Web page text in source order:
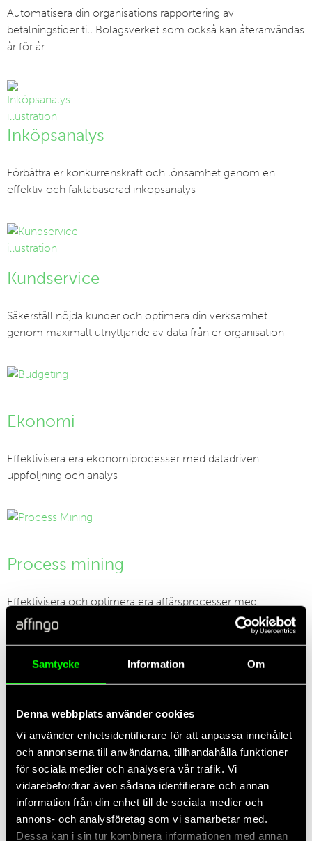
Samtycke Information Om
Denna webbplats använder cookies
Vi använder enhetsidentifierare för att anpassa innehållet
och annonserna till användarna, tillhandahålla funktioner
för sociala medier och analysera vår trafik. Vi
vidarebefordrar även sådana identifierare och annan
information från din enhet till de sociala medier och
annons- och analysföretag som vi samarbetar med.
Dessa kan i sin tur kombinera informationen med annan
Automatisera din organisations rapportering av
betalningstider till Bolagsverket som också kan återanvändas
år för år.
Inköpsanalys
Förbättra er konkurrenskraft och lönsamhet genom en
effektiv och faktabaserad inköpsanalys
Kundservice
Säkerställ nöjda kunder och optimera din verksamhet
genom maximalt utnyttjande av data från er organisation
Ekonomi
Effektivisera era ekonomiprocesser med datadriven
uppföljning och analys
Process mining
Effektivisera och optimera era affärsprocesser med
Microsoft Power Automate Process Mining
för ökad
produktivitet och lönsamhet.